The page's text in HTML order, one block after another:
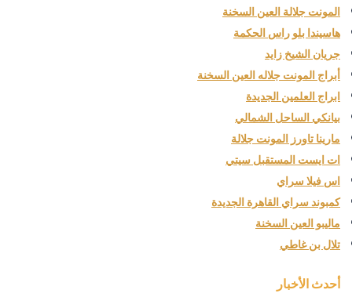
المونت جلالة العين السخنة
هاسيندا بلو راس الحكمة
جريان الشيخ زايد
أبراج المونت جلاله العين السخنة
ابراج العلمين الجديدة
بيانكي الساحل الشمالي
مارينا تاورز المونت جلالة
ات ايست المستقبل سيتي
اس فيلا سراي
كمبوند سراي القاهرة الجديدة
ماليبو العين السخنة
تلال بن غاطي
أحدث الأخبار